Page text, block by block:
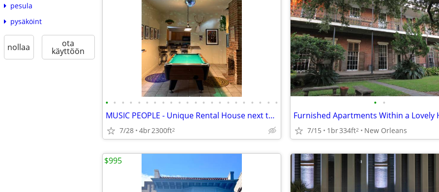
pesula
pysäköint
nollaa ota
käyttöön
• • • • • • • • • • • • • • • • • • • • • •
MUSIC PEOPLE - Unique Rental House next to Tipitina's
7/28 4br2300ft2
• •
7/15 1br334ft2 New Orleans
$995